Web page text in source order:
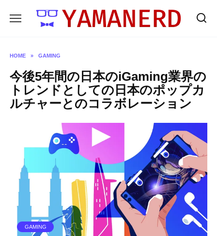
HOME » GAMING
今後5年間の日本のiGaming業界の
トレンドとしての日本のポップカ
ルチャーとのコラボレーション
GAMING